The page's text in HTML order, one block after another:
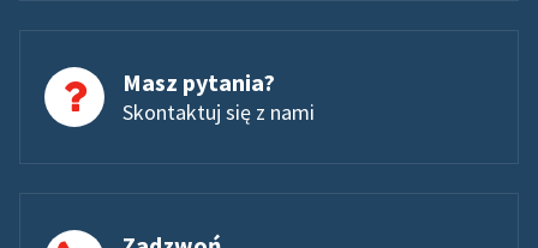
Masz pytania?
Skontaktuj się z nami